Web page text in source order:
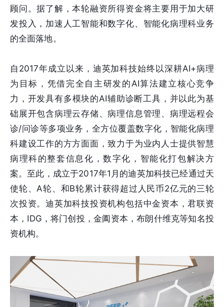
顾问。据了解，本轮融资所得资金将主要用于加大研
发投入，加速人工智能和数字化、智能化病理科业务
的全面落地。
自2017年成立以来，迪英加科技始终以深耕AI+病理
为目标，凭借完全自主研发的AI算法建立核心竞争
力，开发具有多模块的AI辅助诊断工具，并以此为基
础展开包含病理云存储、病理信息管理、病理远程会
诊/问诊等多项业务，全方位覆盖数字化，智能化病理
科建设工作的方方面面，致力于为业内人士提供智慧
病理科的整套信息化，数字化，智能化打包解决方
案。至此，成立于2017年1月的迪英加科技已经通过天
使轮、A轮、和B轮累计获得超过人民币2亿元的三轮
次投资。迪英加科技投资机构包括中金资本，君联资
本，IDG，将门创投，金阖资本，布朗什维克等知名投
资机构。